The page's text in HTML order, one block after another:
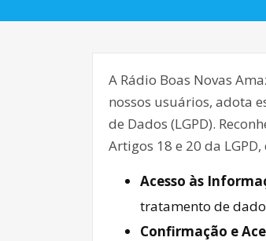
A Rádio Boas Novas
nossos usuários, adota
de Dados (LGPD).
Artigos 18 e 20 da
Acesso às
tratamento de
Confirmação e